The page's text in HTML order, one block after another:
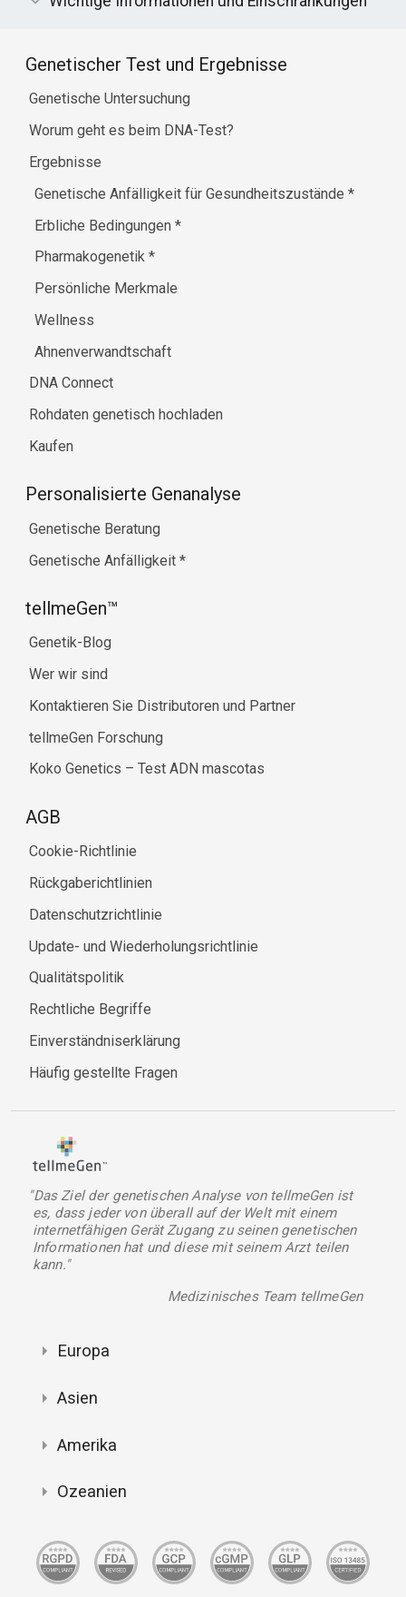
Genetischer Test und Ergebnisse
Genetische Untersuchung
Worum geht es beim DNA-Test?
Ergebnisse
Genetische Anfälligkeit für Gesundheitszustände*
Erbliche Bedingungen*
Pharmakogenetik*
Persönliche Merkmale
Wellness
Ahnenverwandtschaft
DNA Connect
Rohdaten genetisch hochladen
Kaufen
Personalisierte Genanalyse
Genetische Beratung
Genetische Anfälligkeit *
tellmeGen™
Genetik-Blog
Wer wir sind
Kontaktieren Sie Distributoren und Partner
tellmeGen Forschung
Koko Genetics – Test ADN mascotas
AGB
Cookie-Richtlinie
Rückgaberichtlinien
Datenschutzrichtlinie
Update- und Wiederholungsrichtlinie
Qualitätspolitik
Rechtliche Begriffe
Einverständniserklärung
Häufig gestellte Fragen
"Das Ziel der genetischen Analyse von tellmeGen ist
es, dass jeder von überall auf der Welt mit einem
internetfähigen Gerät Zugang zu seinen genetischen
Informationen hat und diese mit seinem Arzt teilen
kann."
Medizinisches Team tellmeGen
Europa
Asien
Amerika
Ozeanien